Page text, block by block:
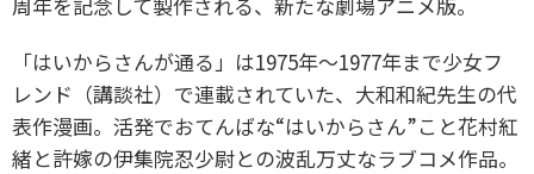
「はいからさんが通る」は1975年〜1977年まで少女フ
レンド（講談社）で連載されていた、大和和紀先生の代
表作漫画。活発でおてんばな“はいからさん”こと花村紅
緒と許嫁の伊集院忍少尉との波乱万丈なラブコメ作品。